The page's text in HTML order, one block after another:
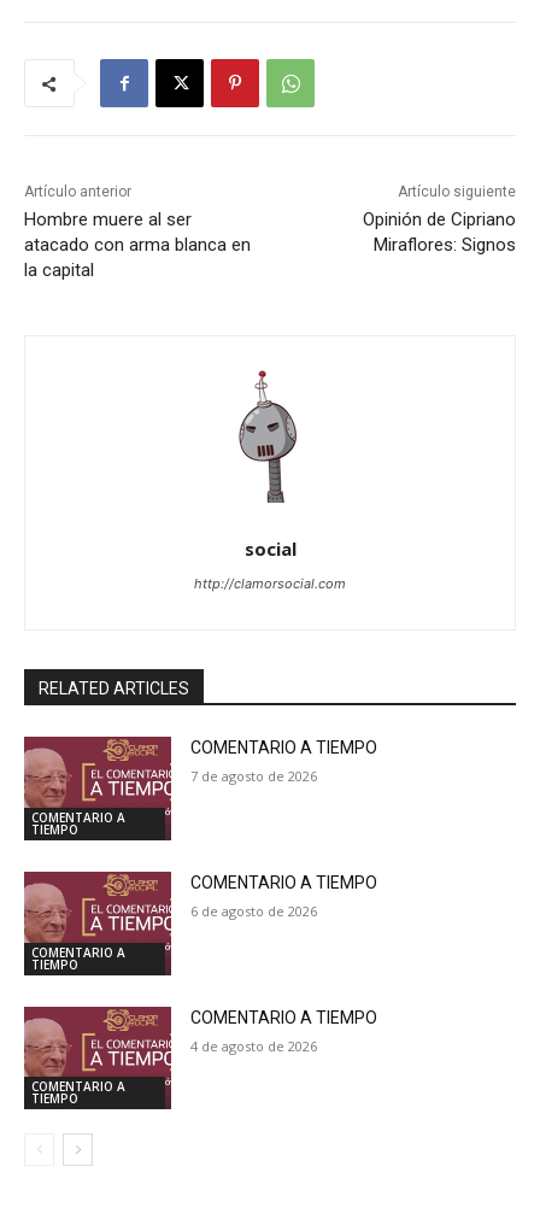
Artículo anterior
Hombre muere al ser
atacado con arma blanca en
la capital
Artículo siguiente
Opinión de Cipriano
Miraflores: Signos
social
http://clamorsocial.com
RELATED ARTICLES
COMENTARIO A
TIEMPO
COMENTARIO A TIEMPO
7 de agosto de 2026
COMENTARIO A
TIEMPO
COMENTARIO A TIEMPO
6 de agosto de 2026
COMENTARIO A
TIEMPO
COMENTARIO A TIEMPO
4 de agosto de 2026